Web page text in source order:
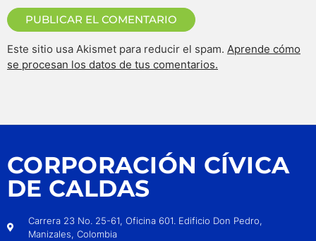
Este sitio usa Akismet para reducir el spam. Aprende cómo
se procesan los datos de tus comentarios.
CORPORACIÓN CÍVICA
DE CALDAS
Carrera 23 No. 25-61, Oficina 601. Edificio Don Pedro,
Manizales, Colombia